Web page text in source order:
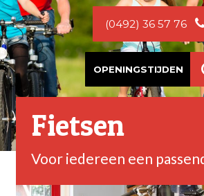
(0492) 36 57 76
OPENINGSTIJDEN
Fietsen
Voor iedereen een